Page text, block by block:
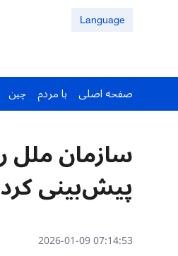
Language
صفحه اصلی با مردم چین
پیش‌بینی کرد
07:14:53 2026-01-09